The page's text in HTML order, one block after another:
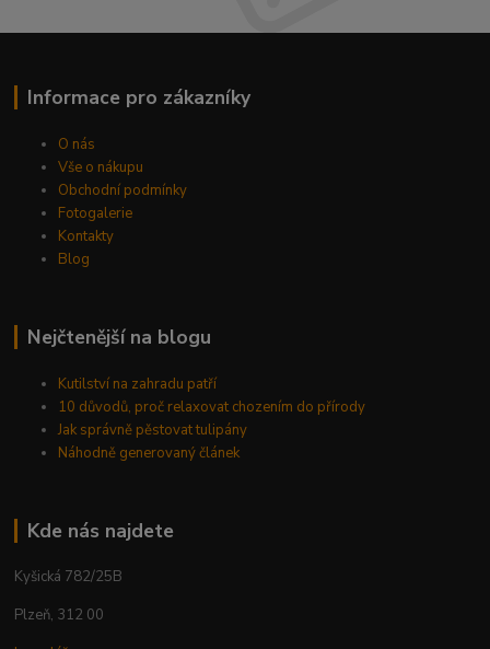
Informace pro zákazníky
O nás
Vše o nákupu
Obchodní podmínky
Fotogalerie
Kontakty
Blog
Nejčtenější na blogu
Kutilství na zahradu patří
10 důvodů, proč relaxovat chozením do přírody
Jak správně pěstovat tulipány
Náhodně generovaný článek
Kde nás najdete
Kyšická 782/25B
Plzeň, 312 00